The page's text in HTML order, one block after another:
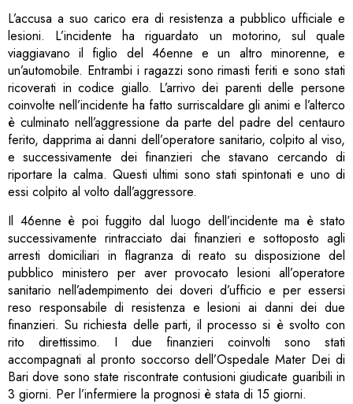
L’accusa a suo carico era di resistenza a pubblico ufficiale e
lesioni. L’incidente ha riguardato un motorino, sul quale
viaggiavano il figlio del 46enne e un altro minorenne, e
un’automobile. Entrambi i ragazzi sono rimasti feriti e sono stati
ricoverati in codice giallo. L’arrivo dei parenti delle persone
coinvolte nell’incidente ha fatto surriscaldare gli animi e l’alterco
è culminato nell’aggressione da parte del padre del centauro
ferito, dapprima ai danni dell’operatore sanitario, colpito al viso,
e successivamente dei finanzieri che stavano cercando di
riportare la calma. Questi ultimi sono stati spintonati e uno di
essi colpito al volto dall’aggressore.
Il 46enne è poi fuggito dal luogo dell’incidente ma è stato
successivamente rintracciato dai finanzieri e sottoposto agli
arresti domiciliari in flagranza di reato su disposizione del
pubblico ministero per aver provocato lesioni all’operatore
sanitario nell’adempimento dei doveri d’ufficio e per essersi
reso responsabile di resistenza e lesioni ai danni dei due
finanzieri. Su richiesta delle parti, il processo si è svolto con
rito direttissimo. I due finanzieri coinvolti sono stati
accompagnati al pronto soccorso dell’Ospedale Mater Dei di
Bari dove sono state riscontrate contusioni giudicate guaribili in
3 giorni. Per l’infermiere la prognosi è stata di 15 giorni.